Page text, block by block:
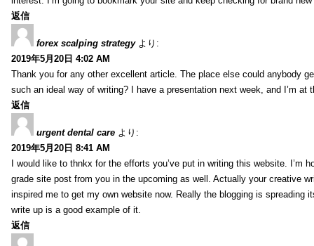
返信
forex scalping strategy より:
2019年5月20日 4:02 AM
Thank you for any other excellent article. The place else could anybody
such an ideal way of writing? I have a presentation next week, and I’m at
返信
urgent dental care より:
2019年5月20日 8:41 AM
I would like to thnkx for the efforts you’ve put in writing this website. I’m
grade site post from you in the upcoming as well. Actually your creative
inspired me to get my own website now. Really the blogging is spreading
write up is a good example of it.
返信